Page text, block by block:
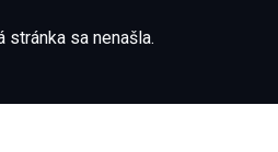
stránka sa nenašla.